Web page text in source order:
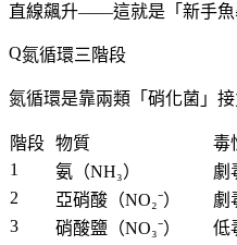
直線飆升——這就是「新手魚
氮循環三階段
氮循環是靠兩類「硝化菌」
階段 物質 毒
1
氨（NH₃） 劇
2
亞硝酸（NO₂⁻） 劇
3
硝酸鹽（NO₃⁻） 低